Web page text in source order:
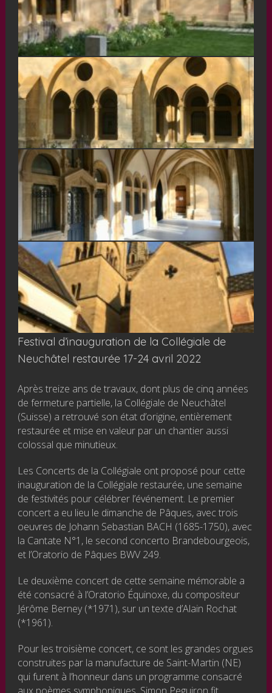
Festival d’inauguration de la Collégiale de
Neuchâtel restaurée 17-24 avril 2022
Après treize ans de travaux, dont plus de cinq années
de fermeture partielle, la Collégiale de Neuchâtel
(Suisse) a retrouvé son état d’origine, entièrement
restaurée et mise en valeur par un chantier aussi
colossal que minutieux.
Les Concerts de la Collégiale ont proposé pour cette
inauguration de la Collégiale restaurée, une semaine
de festivités pour célébrer l’événement. Le premier
concert a eu lieu le dimanche de Pâques, avec trois
oeuvres de Johann Sebastian BACH (1685-1750), avec
la Cantate N°1, le second concerto Brandebourgeois,
et l’Oratorio de Pâques BWV 249.
Le deuxième concert de cette semaine mémorable a
été consacré à l’Oratorio Équinoxe, du compositeur
Jérôme Berney (*1971), sur un texte d’Alain Rochat
(*1961).
Pour les troisième concert, ce sont les grandes orgues
construites par la manufacture de Saint-Martin (NE)
qui furent à l’honneur dans un programme consacré